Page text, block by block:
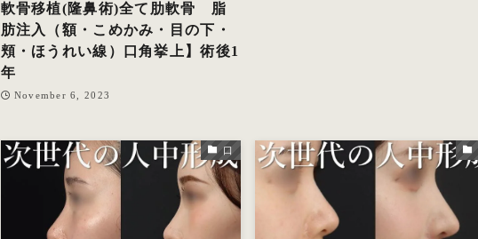
軟骨移植(隆鼻術)全て肋軟骨 脂
肪注入（額・こめかみ・目の下・
頬・ほうれい線）口角挙上】術後1
年
November 6, 2023
口